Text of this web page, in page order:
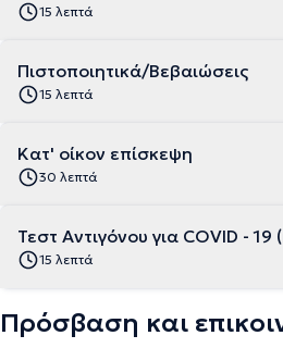
15 λεπτά
Πιστοποιητικά/Βεβαιώσεις
15 λεπτά
Κατ' οίκον επίσκεψη
30 λεπτά
Τεστ Αντιγόνου για COVID -
15 λεπτά
Πρόσβαση και